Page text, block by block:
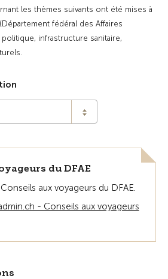
les thèmes suivants ont été mises à
(Département fédéral des Affaires
infrastructure sanitaire,
du DFAE
aux voyageurs du DFAE.
- Conseils aux voyageurs